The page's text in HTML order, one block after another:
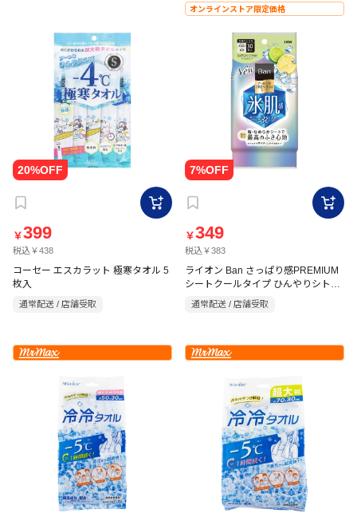
￥399
税込￥438
コーセー エスカラット 極寒タオル 5
枚入
通常配送 / 店舗受取
オンラインストア限定価格
￥349
税込￥383
ライオン Ban さっぱり感PREMIUM
シートクールタイプ ひんやりシトラ
ス 30枚
通常配送 / 店舗受取